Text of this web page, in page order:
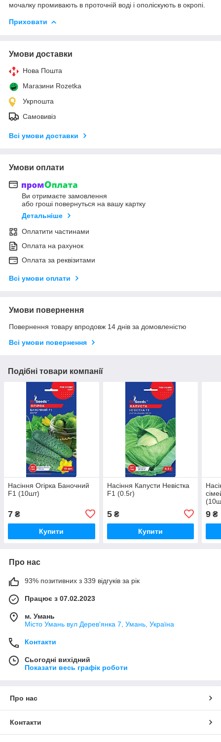
мочалку промивають в проточній воді і ополіскують в окропі.
Приховати
Умови доставки
Нова Пошта
Магазини Rozetka
Укрпошта
Самовивіз
Всі умови доставки
Умови оплати
Ви отримаєте замовлення
або гроші повернуться на вашу картку
Детальніше
Оплатити частинами
Оплата на рахунок
Оплата за реквізитами
Всі умови оплати
Умови повернення
Повернення товару впродовж 14 днів за домовленістю
Всі умови повернення
Подібні товари компанії
Насіння Огiрка Баночний
F1 (10шт)
7 ₴
Купити
Насіння Капусти Невiстка
F1 (0.5г)
5₴
Купити
9 ₴
Про нас
93% позитивних з 339 відгуків за рік
Працює з 07.02.2023
м. Умань
Місто Умань вул Дерев'янка 7, Умань, Україна
Контакти
Сьогодні вихідний
Показати весь графік роботи
Про нас
Контакти